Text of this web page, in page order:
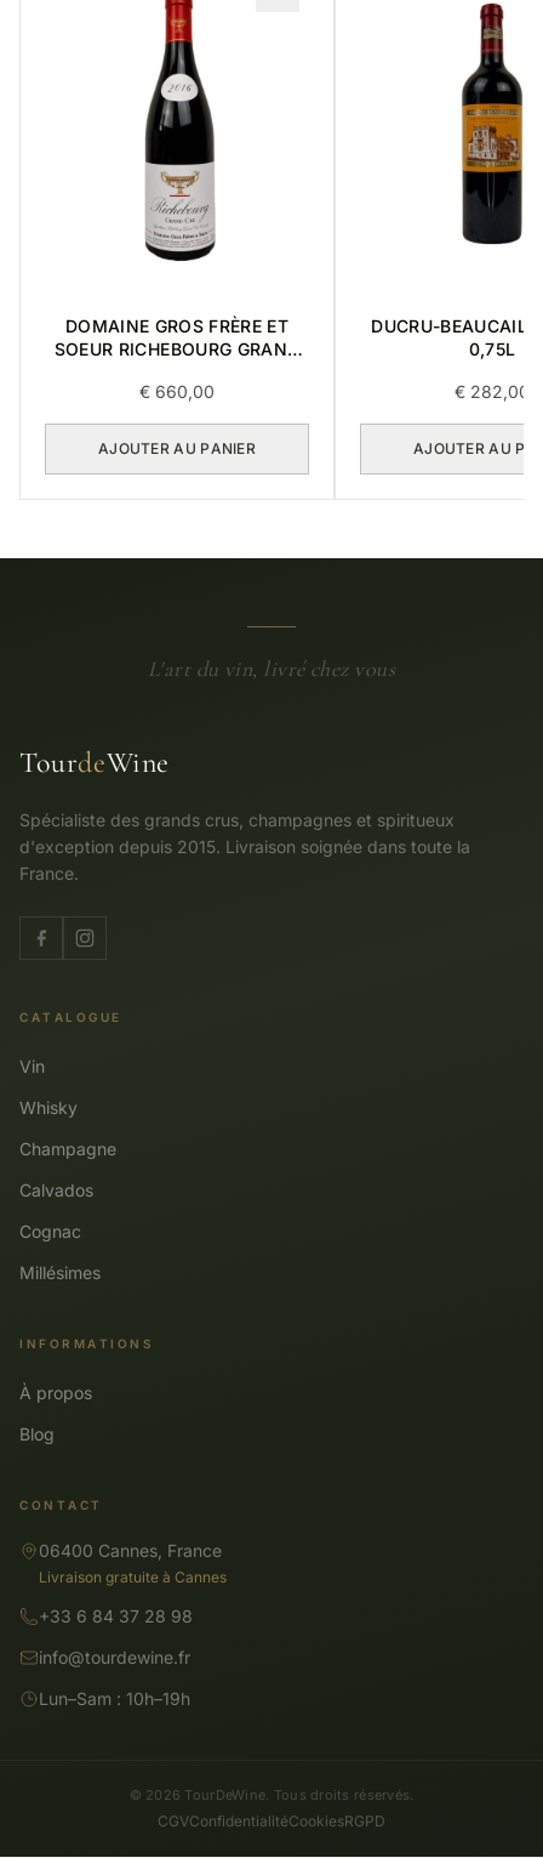
DOMAINE GROS FRÈRE ET
SOEUR RICHEBOURG GRAND
€ 660,00
AJOUTER AU PANIER
DUCRU-
0,75L
€ 282,00
AJOUTER AU
L'art du vin, livré chez vous
TourdeWine
Spécialiste des grands crus, champagnes et spiritueux
d'exception depuis 2015. Livraison soignée dans toute la
France.
CATALOGUE
Vin
Whisky
Champagne
Calvados
Cognac
Millésimes
INFORMATIONS
À propos
Blog
CONTACT
06400 Cannes, France
Livraison gratuite à Cannes
+33 6 84 37 28 98
info@tourdewine.fr
Lun–Sam : 10h–19h
© 2026 TourDeWine. Tous droits réservés.
CGVConfidentialitéCookiesRGPD